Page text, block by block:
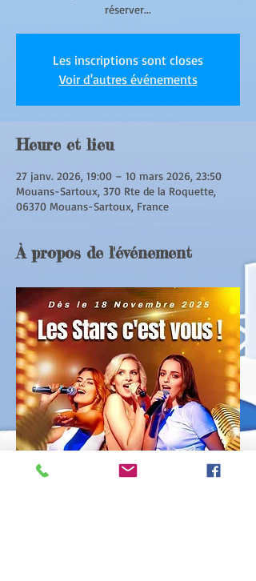
réserver...
Les inscriptions sont closes
Voir d'autres événements
Heure et lieu
27 janv. 2026, 19:00 – 10 mars 2026, 23:50
Mouans-Sartoux, 370 Rte de la Roquette,
06370 Mouans-Sartoux, France
À propos de l'événement